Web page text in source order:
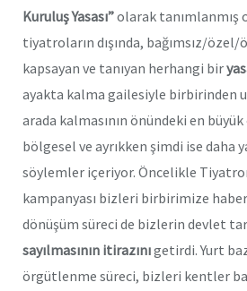
Kuruluş Yasası”olarak tanımlanmış
tiyatroların dışında, bağımsız/
kapsayan ve tanıyan herhangi bir
ayakta kalma gailesiyle birbirinden
arada kalmasının önündeki en
bölgesel ve ayrıkken şimdi ise daha
söylemler içeriyor. Öncelikle
kampanyası bizleri birbirimize
dönüşüm süreci de bizlerin devlet
sayılmasının itirazınıgetirdi. Yurt
örgütlenme süreci, bizleri kentler